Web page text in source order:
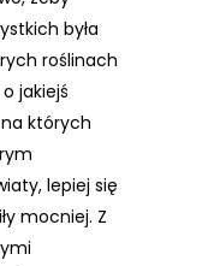
była
roślinach
jakiejś
na których
lepiej się
mocniej. Z